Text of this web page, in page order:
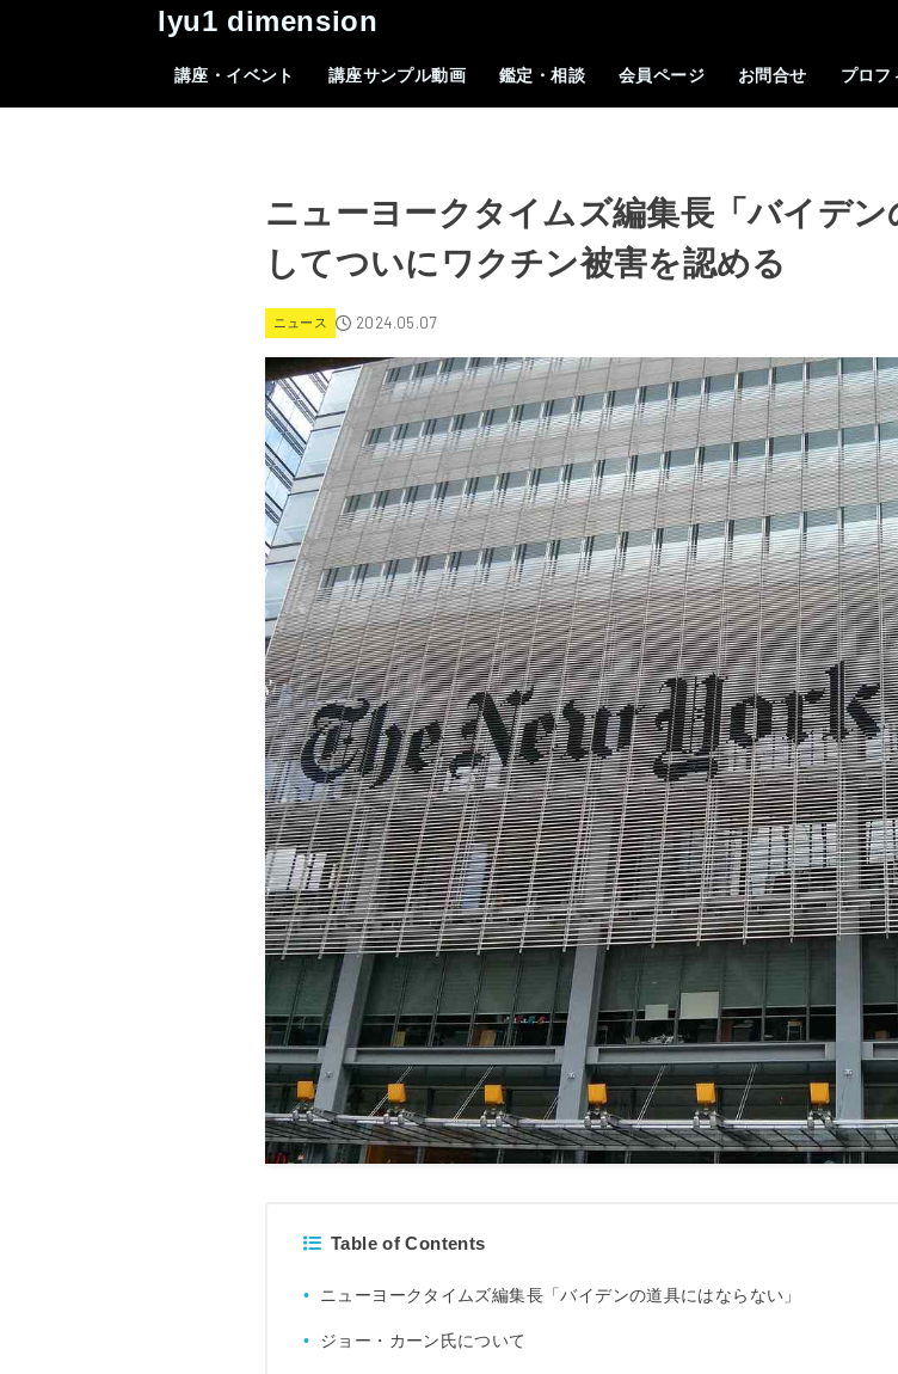
lyu1 dimension
講座・イベント 講座サンプル動画 鑑定・相談 会員ページ お問合せ プロフ
ニューヨークタイムズ編集長「バイデ
してついにワクチン被害を認める
ニュース 2024.05.07
Table of Contents
ニューヨークタイムズ編集長「バイデンの道具にはならない」
ジョー・カーン氏について